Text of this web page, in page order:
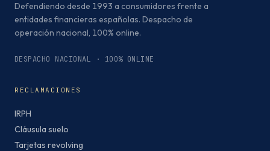
Defendiendo desde 1993 a consumidores frente a
entidades financieras españolas. Despacho de
operación nacional, 100% online.
DESPACHO NACIONAL · 100% ONLINE
RECLAMACIONES
IRPH
Cláusula suelo
Tarjetas revolving